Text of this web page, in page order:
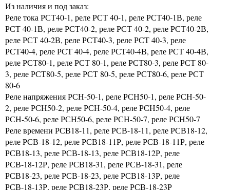
Из наличия и под заказ:
Реле тока РСТ40-1, реле РСТ 40-1, реле РСТ40-1В, реле
РСТ 40-1В, реле РСТ40-2, реле РСТ 40-2, реле РСТ40-2В,
реле РСТ 40-2В, реле РСТ40-3, реле РСТ 40-3, реле
РСТ40-4, реле РСТ 40-4, реле РСТ40-4В, реле РСТ 40-4В,
реле РСТ80-1, реле РСТ 80-1, реле РСТ80-3, реле РСТ 80-
3, реле РСТ80-5, реле РСТ 80-5, реле РСТ80-6, реле РСТ
80-6
Реле напряжения РСН-50-1, реле РСН50-1, реле РСН-50-
2, реле РСН50-2, реле РСН-50-4, реле РСН50-4, реле
РСН-50-6, реле РСН50-6, реле РСН-50-7, реле РСН50-7
Реле времени РСВ18-11, реле РСВ-18-11, реле РСВ18-12,
реле РСВ-18-12, реле РСВ18-11Р, реле РСВ-18-11Р, реле
РСВ18-13, реле РСВ-18-13, реле РСВ18-12Р, реле
РСВ-18-12Р, реле РСВ18-31, реле РСВ-18-31, реле
РСВ18-23, реле РСВ-18-23, реле РСВ18-13Р, реле
РСВ-18-13Р, реле РСВ18-23Р, реле РСВ-18-23Р